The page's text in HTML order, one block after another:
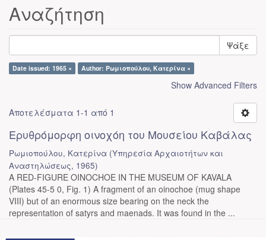
Αναζήτηση
Ψάξε
Date issued: 1965 × Author: Ρωμιοπούλου, Κατερίνα ×
Show Advanced Filters
Αποτελέσματα 1-1 από 1
Ερυθρόμορφη οινοχόη του Μουσείου Καβάλας
Ρωμιοπούλου, Κατερίνα (Υπηρεσία Αρχαιοτήτων και
Αναστηλώσεως, 1965)
A RED-FIGURE OINOCHOE IN THE MUSEUM OF KAVALA
(Plates 45-5 0, Fig. 1) A fragment of an oinochoe (mug shape
VIII) but of an enormous size bearing on the neck the
representation of satyrs and maenads. It was found in the ...